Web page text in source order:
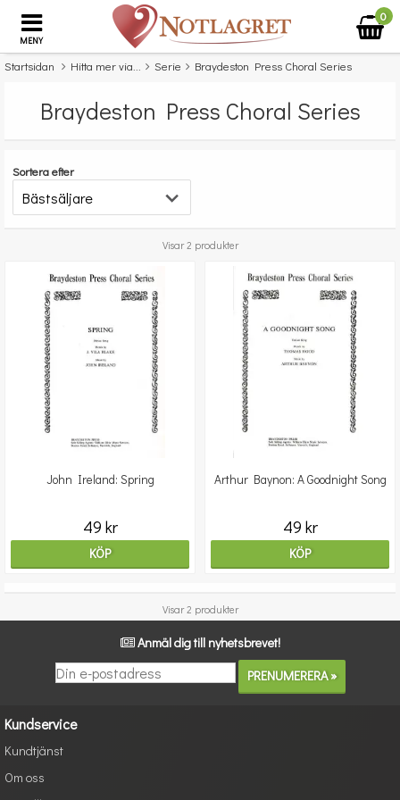
MENY
0
Startsidan Hitta mer via... Serie Braydeston Press Choral Series
Braydeston Press Choral Series
Sortera efter
Visar 2 produkter
John Ireland: Spring
49 kr
KÖP
Arthur Baynon: A Goodnight Song
49 kr
KÖP
Visar 2 produkter
Anmäl dig till nyhetsbrevet!
Kundservice
Kundtjänst
Om oss